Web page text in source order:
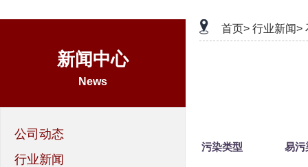
新闻中心
News
公司动态
行业新闻
首页> 行业新闻>
污染类型 易污